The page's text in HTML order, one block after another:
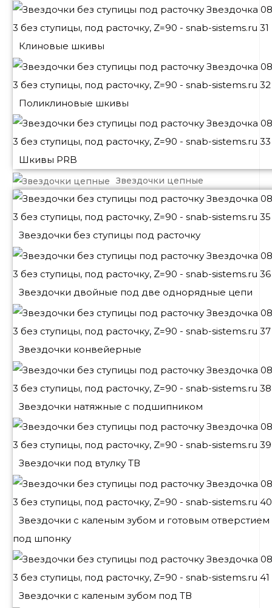
Клиновые шкивы
Поликлиновые шкивы
Шкивы PRB
Звездочки цепные
Звездочки без ступицы под расточку
Звездочки двойные под две однорядные цепи
Звездочки конвейерные
Звездочки натяжные с подшипником
Звездочки под втулку ТВ
Звездочки с каленым зубом и готовым отверстием
под шпонку
Звездочки с каленым зубом под ТВ